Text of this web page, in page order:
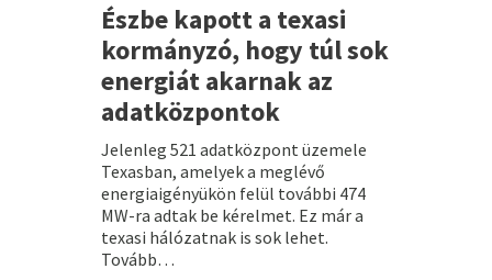
Észbe kapott a texasi
kormányzó, hogy túl sok
energiát akarnak az
adatközpontok
Jelenleg 521 adatközpont üzemele
Texasban, amelyek a meglévő
energiaigényükön felül további 474
MW-ra adtak be kérelmet. Ez már a
texasi hálózatnak is sok lehet.
Tovább…